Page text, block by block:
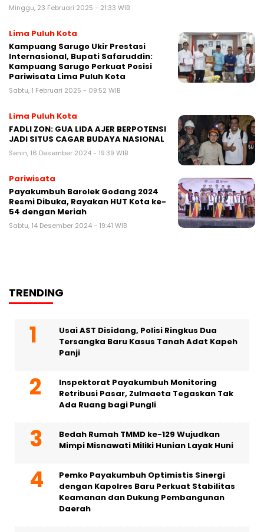
Minggu, 23 Februari 2025 - 21:33 WIB
Lima Puluh Kota
Kampuang Sarugo Ukir Prestasi
Internasional, Bupati Safaruddin:
Kampuang Sarugo Perkuat Posisi
Pariwisata Lima Puluh Kota
Sabtu, 1 Februari 2025 - 09:52 WIB
Lima Puluh Kota
FADLI ZON: GUA LIDA AJER BERPOTENSI
JADI SITUS CAGAR BUDAYA NASIONAL
Senin, 16 Desember 2024 - 19:39 WIB
Pariwisata
Payakumbuh Barolek Godang 2024
Resmi Dibuka, Rayakan HUT Kota ke-
54 dengan Meriah
Sabtu, 14 Desember 2024 - 19:41 WIB
TRENDING
Usai AST Disidang, Polisi Ringkus Dua
Tersangka Baru Kasus Tanah Adat Kapeh
Panji
Inspektorat Payakumbuh Monitoring
Retribusi Pasar, Zulmaeta Tegaskan Tak
Ada Ruang bagi Pungli
Bedah Rumah TMMD ke-129 Wujudkan
Mimpi Misnawati Miliki Hunian Layak Huni
Pemko Payakumbuh Optimistis Sinergi
dengan Kapolres Baru Perkuat Stabilitas
Keamanan dan Dukung Pembangunan
Daerah